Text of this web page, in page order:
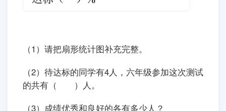
（1）请把扇形统计图补充完整。
（2）待达标的同学有4人，六年级参加这次测试
的共有（ ）人。
（3）成绩优秀和良好的各有多少人？